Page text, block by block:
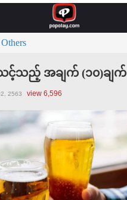
သည့် အချက် (၁၀)ချက်
2563 view 6,596